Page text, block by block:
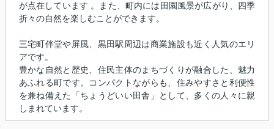
が点在しています 。また、町内には田園風景が広がり、四季
折々の自然を楽しむことができます。
三宅町伴堂や屏風、黒田駅周辺は商業施設も近く人気のエリ
アです。
豊かな自然と歴史、住民主体のまちづくりが融合した、魅力
あふれる町です。コンパクトながらも、住みやすさと利便性
を兼ね備えた「ちょうどいい田舎」として、多くの人々に親
しまれています。